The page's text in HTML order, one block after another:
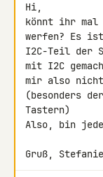
Hi,
könnt ihr mal
werfen? Es
I2C-Teil der
mit I2C
mir also
(besonders
Tastern)
Also, bin
Gruß, Stefanie